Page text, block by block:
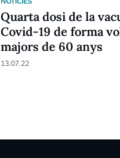
Quarta dosi de la
Covid-19 de forma
majors de 60 anys
13.07.22